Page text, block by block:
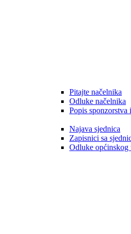
Pitajte načelnika
Odluke načelnika
Popis sponzorstva
Najava sjednica
Zapisnici sa
Odluke općinskog